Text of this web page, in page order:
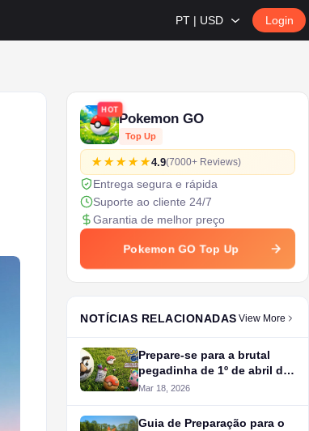
PT | USD Login
HOT
Pokemon GO
Top Up
4.9(7000+ Reviews)
Entrega segura e rápida
Suporte ao cliente 24/7
Garantia de melhor preço
Pokemon GO Top Up
NOTÍCIAS RELACIONADAS View More
Prepare-se para a brutal
pegadinha de 1º de abril do
Pokémon Go
Mar 18, 2026
Guia de Preparação para o